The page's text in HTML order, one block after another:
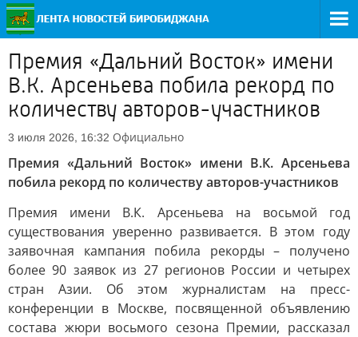
Премия «Дальний Восток» имени
В.К. Арсеньева побила рекорд по
количеству авторов-участников
3 июля 2026, 16:32 Официально
Премия «Дальний Восток» имени В.К. Арсеньева
побила рекорд по количеству авторов-участников
Премия имени В.К. Арсеньева на восьмой год
существования уверенно развивается. В этом году
заявочная кампания побила рекорды – получено
более 90 заявок из 27 регионов России и четырех
стран Азии. Об этом журналистам на пресс-
конференции в Москве, посвященной объявлению
состава жюри восьмого сезона Премии, рассказал